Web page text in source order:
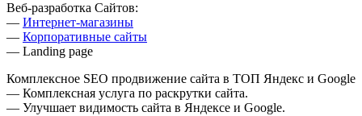
Веб-разработка Сайтов:
— Интернет-магазины
— Корпоративные сайты
— Landing page
Комплексное SEO продвижение сайта в ТОП Яндекс и Google
— Комплексная услуга по раскрутки сайта.
— Улучшает видимость сайта в Яндексе и Google.